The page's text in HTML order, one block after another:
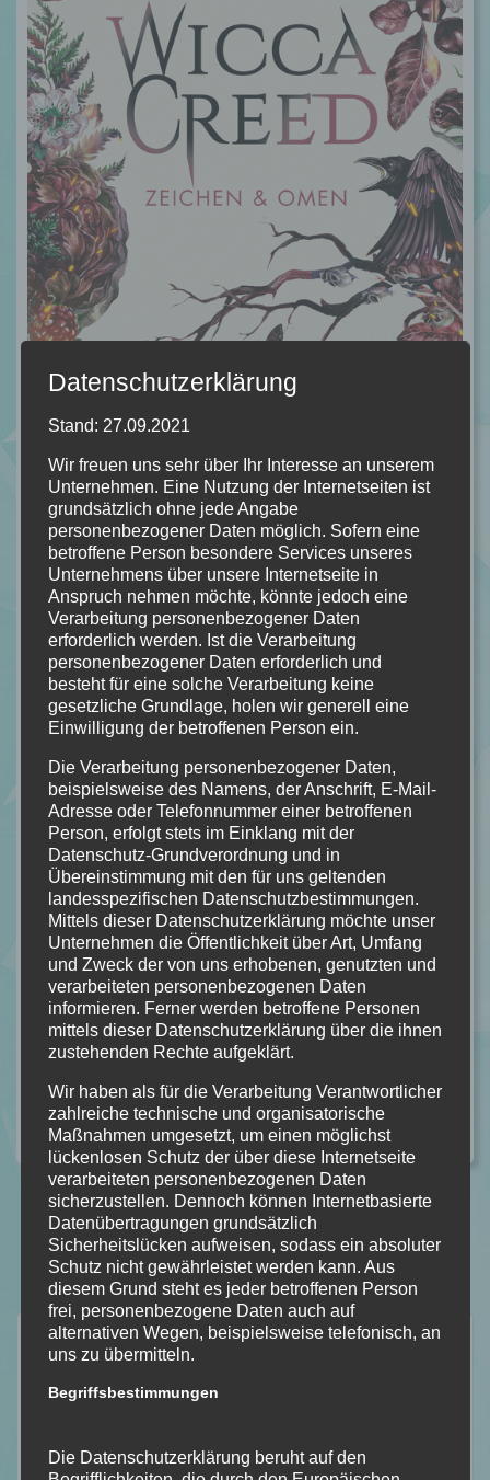
WiccaCreed – Zeichen & Omen BD. 1 von
Marah Woolf [Buchrezension]
08.08.2023
Die Menschen glauben, es gäbe keine Magie, und nur diese
Überzeugung lässt sie gut schlafen.
Seit der Ermordung ihrer Familie vor über zwölf Jahren lebt
die zweiundzwanzigjährige Wicca Valea Patel fernab ihrer
Heimat Ardeal bei den Menschen. Nichts wünscht sie sich
sehnlicher, als zurückzukehren und herauszufinden, was in
vorgefallen ist. Doch erst als wieder eine Wicca ermordet
wird, lässt ihr Großvater sie holen, denn Valea besitzt die
seltene Gabe, Erinnerungen zu sehen – selbst die der Toten.
Nach ihrer Ankunft findet sie sich jedoch in einem
unentwirrbaren Geflecht aus Lügen, Intrigen und Verrat
wieder. Denn in Ardeal tobt seit Jahrhunderten ein Krieg
zwischen den Wicca, den Strigoi und der Hexenkönigin, der
erst beendet sein wird, wenn zwei der drei Völker endgültig
vernichtet sind.
Kategorie: ALLGEMEIN REZENSION Kommentare: 0
Neuste Rezensionen
Datenschutzerklärung
Stand: 27.09.2021
Wir freuen uns sehr über Ihr Interesse an unserem
Unternehmen. Eine Nutzung der Internetseiten ist
grundsätzlich ohne jede Angabe
personenbezogener Daten möglich. Sofern eine
betroffene Person besondere Services unseres
Unternehmens über unsere Internetseite in
Anspruch nehmen möchte, könnte jedoch eine
Verarbeitung personenbezogener Daten
erforderlich werden. Ist die Verarbeitung
personenbezogener Daten erforderlich und
besteht für eine solche Verarbeitung keine
gesetzliche Grundlage, holen wir generell eine
Einwilligung der betroffenen Person ein.
Die Verarbeitung personenbezogener Daten,
beispielsweise des Namens, der Anschrift, E-Mail-
Adresse oder Telefonnummer einer betroffenen
Person, erfolgt stets im Einklang mit der
Datenschutz-Grundverordnung und in
Übereinstimmung mit den für uns geltenden
landesspezifischen Datenschutzbestimmungen.
Mittels dieser Datenschutzerklärung möchte unser
Unternehmen die Öffentlichkeit über Art, Umfang
und Zweck der von uns erhobenen, genutzten und
verarbeiteten personenbezogenen Daten
informieren. Ferner werden betroffene Personen
mittels dieser Datenschutzerklärung über die ihnen
zustehenden Rechte aufgeklärt.
Wir haben als für die Verarbeitung Verantwortlicher
zahlreiche technische und organisatorische
Maßnahmen umgesetzt, um einen möglichst
lückenlosen Schutz der über diese Internetseite
verarbeiteten personenbezogenen Daten
sicherzustellen. Dennoch können Internetbasierte
Datenübertragungen grundsätzlich
Sicherheitslücken aufweisen, sodass ein absoluter
Schutz nicht gewährleistet werden kann. Aus
diesem Grund steht es jeder betroffenen Person
frei, personenbezogene Daten auch auf
alternativen Wegen, beispielsweise telefonisch, an
uns zu übermitteln.
Begriffsbestimmungen
Die Datenschutzerklärung beruht auf den